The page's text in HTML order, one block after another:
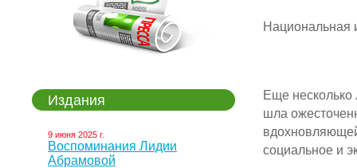
Издания
9 июня 2025 г.
Воспоминания Лидии
Абрамовой
Национальная
Еще несколько
шла
социальное и